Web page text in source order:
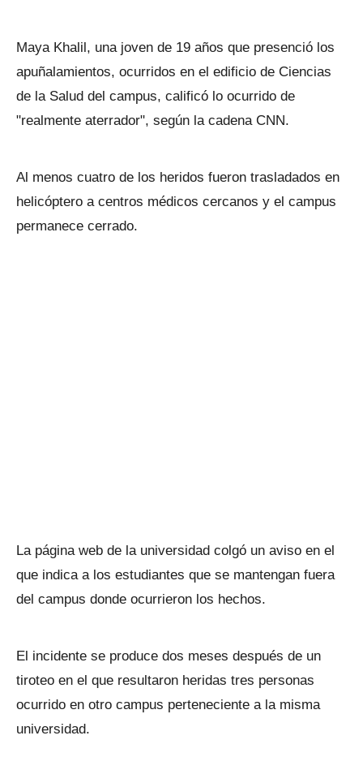
Maya Khalil, una joven de 19 años que presenció los
apuñalamientos, ocurridos en el edificio de Ciencias
de la Salud del campus, calificó lo ocurrido de
"realmente aterrador", según la cadena CNN.
Al menos cuatro de los heridos fueron trasladados en
helicóptero a centros médicos cercanos y el campus
permanece cerrado.
La página web de la universidad colgó un aviso en el
que indica a los estudiantes que se mantengan fuera
del campus donde ocurrieron los hechos.
El incidente se produce dos meses después de un
tiroteo en el que resultaron heridas tres personas
ocurrido en otro campus perteneciente a la misma
universidad.